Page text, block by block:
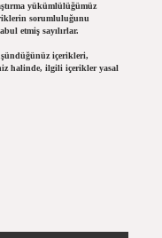
yükümlülüğümüz
sorumluluğunu
etmiş sayılırlar.
içerikleri,
halinde, ilgili içerikler yasal